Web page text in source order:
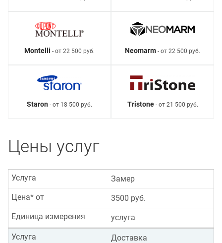
Montelli - от 22 500 руб. Neomarm - от 22 500 руб.
Staron - от 18 500 руб. Tristone- от 21 500 руб.
Цены услуг
Замер
Услуга
3500 руб.
Цена* от
услуга
Единица измерения
Доставка
Услуга